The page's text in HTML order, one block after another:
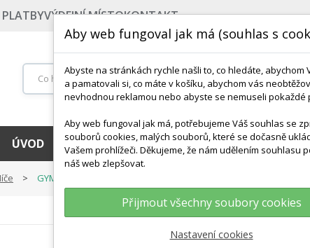
VÝDEJNÍ MÍSTOKONTAKT
ÚVOD NEJPRODÁVANĚJŠÍ VÝCHOVA KE ZDRAVÍ
GYM Ball 55 Cm - Odolné ABS Provedení
GYM Ball
Aby web fungoval jak má (souhlas s
Abyste na stránkách rychle našli to, co hledáte, abychom
a pamatovali si, co máte v košíku, abychom vás
nevhodnou reklamou nebo abyste se nemuseli pokaždé
Aby web fungoval jak má, potřebujeme Váš souhlas se
souborů cookies, malých souborů, které se dočasně
Vašem prohlížeči. Děkujeme, že nám udělením souhlasu
náš web zlepšovat.
Přijmout všechny soubory cookies
Nastavení cookies